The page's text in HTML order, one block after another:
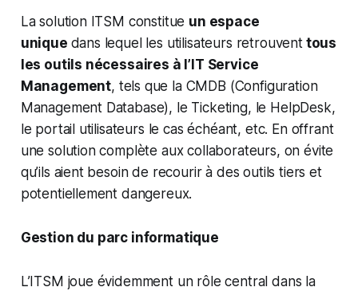
La solution ITSM constitue un espace
unique dans lequel les utilisateurs retrouventtous
les outils nécessaires à l’IT Service
Management, tels que la CMDB (Configuration
Management Database), le Ticketing, le HelpDesk,
le portail utilisateurs le cas échéant, etc. En offrant
une solution complète aux collaborateurs, on évite
qu’ils aient besoin de recourir à des outils tiers et
potentiellement dangereux.
Gestion du parc informatique
L’ITSM joue évidemment un rôle central dans la